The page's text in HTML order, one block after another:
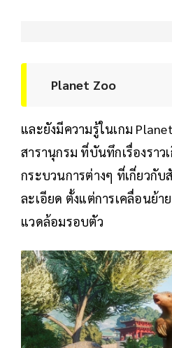
Planet Zoo
และยังมีความรู้ในเกม
สารานุกรม ที่บันทึกเรื่องราว
กระบวนการต่างๆ ที่เกี่ยวกับ
ละเอียด ตั้งแต่การเคลื่อนย้า
แวดล้อมรอบตัว